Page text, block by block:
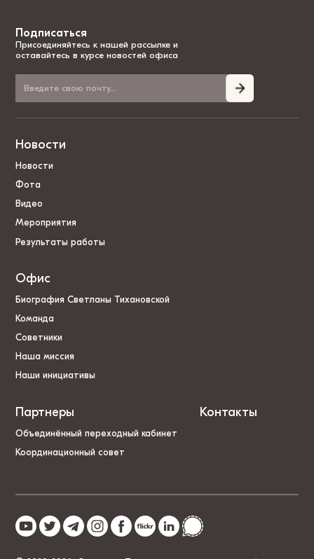
Подписаться
Присоединяйтесь к нашей рассылке и
оставайтесь в курсе новостей офиса
Новости
Новости
Фота
Видео
Мероприятия
Результаты работы
Офис
Биография Светланы Тихановской
Команда
Советники
Наша миссия
Наши инициативы
Партнеры
Объединённый переходный кабинет
Координационный совет
Контакты